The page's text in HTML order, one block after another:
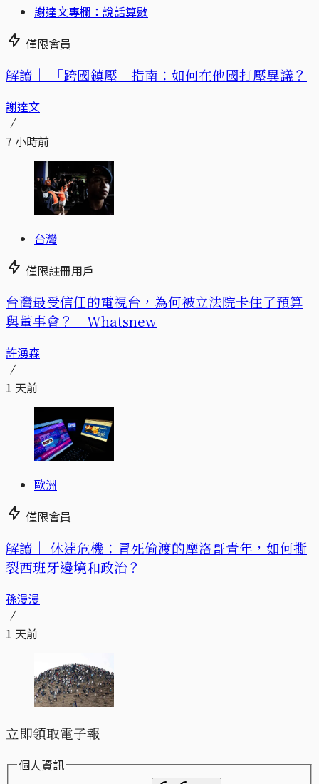
謝達文專欄：說話算數
僅限會員
解讀｜ 「跨國鎮壓」指南：如何在他國打壓異議？
謝達文
7 小時前
台灣
僅限註冊用戶
台灣最受信任的電視台，為何被立法院卡住了預算
與董事會？｜Whatsnew
許湧森
1 天前
歐洲
僅限會員
解讀｜ 休達危機：冒死偷渡的摩洛哥青年，如何撕
裂西班牙邊境和政治？
孫漫漫
1 天前
立即領取電子報
個人資訊